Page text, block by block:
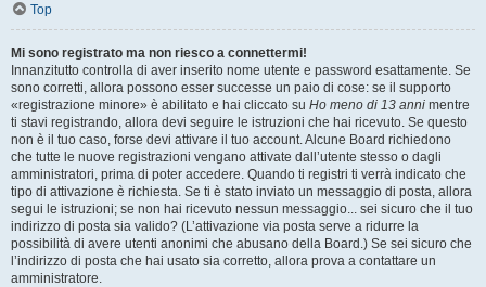
Top
Mi sono registrato ma non riesco a connettermi!
Innanzitutto controlla di aver inserito nome utente e password esattamente. Se
sono corretti, allora possono esser successe un paio di cose: se il supporto
«registrazione minore» è abilitato e hai cliccato su Ho meno di 13 anni mentre
ti stavi registrando, allora devi seguire le istruzioni che hai ricevuto. Se questo
non è il tuo caso, forse devi attivare il tuo account. Alcune Board richiedono
che tutte le nuove registrazioni vengano attivate dall’utente stesso o dagli
amministratori, prima di poter accedere. Quando ti registri ti verrà indicato che
tipo di attivazione è richiesta. Se ti è stato inviato un messaggio di posta, allora
segui le istruzioni; se non hai ricevuto nessun messaggio... sei sicuro che il tuo
indirizzo di posta sia valido? (L’attivazione via posta serve a ridurre la
possibilità di avere utenti anonimi che abusano della Board.) Se sei sicuro che
l’indirizzo di posta che hai usato sia corretto, allora prova a contattare un
amministratore.